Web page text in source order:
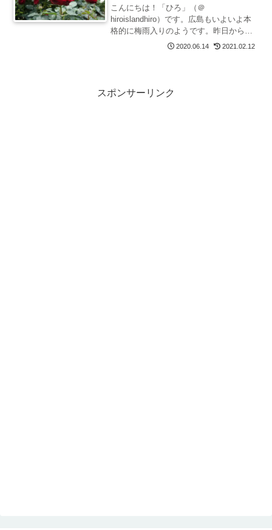
こんにちは！「ひろ」（＠
hiroislandhiro）です。広島もいよいよ本
格的に梅雨入りのようです。昨日から断
続的に強い雨が降り続き、今日は大雨警
2020.06.14 2021.02.12
スポンサーリンク